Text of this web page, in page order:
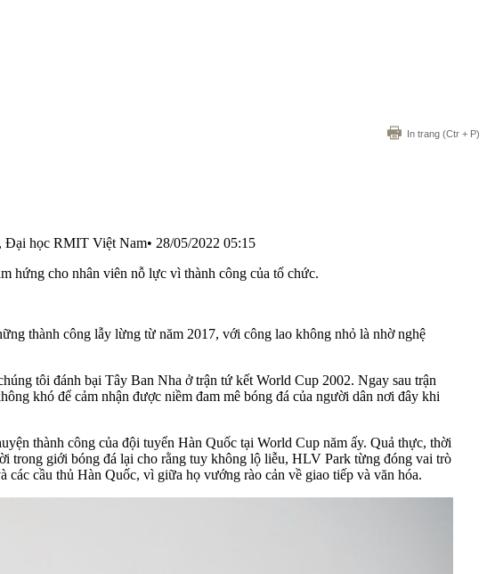
In trang (Ctr + P)
Đại học RMIT Việt Nam• 28/05/2022 05:15
hứng cho nhân viên nỗ lực vì thành công của tổ chức.
thành công lẫy lừng từ năm 2017, với công lao không nhỏ là nhờ nghệ
tôi đánh bại Tây Ban Nha ở trận tứ kết World Cup 2002. Ngay sau trận
khó để cảm nhận được niềm đam mê bóng đá của người dân nơi đây khi
thành công của đội tuyển Hàn Quốc tại World Cup năm ấy. Quả thực, thời
trong giới bóng đá lại cho rằng tuy không lộ liễu, HLV Park từng đóng vai trò
cầu thủ Hàn Quốc, vì giữa họ vướng rào cản về giao tiếp và văn hóa.